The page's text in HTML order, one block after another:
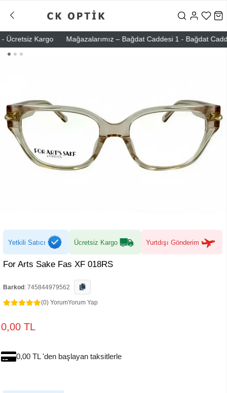
Kargo Mağazalarımız – Bağdat Caddesi 1 - Bağdat
Yetkili Satıcı Ücretsiz Kargo Yurtdışı Gönderim
For Arts Sake Fas XF 018RS
Barkod : 745844979562
(0) YorumYorum Yap
0,00 TL
0,00 TL 'den başlayan taksitlerle